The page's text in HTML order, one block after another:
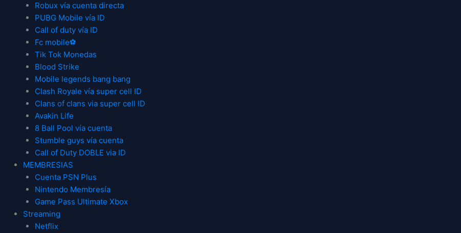
Robux vía cuenta directa
PUBG Mobile vía ID
Call of duty vía ID
Fc mobile⚽
Tik Tok Monedas
Blood Strike
Mobile legends bang bang
Clash Royale vía super cell ID
Clans of clans via super cell ID
Avakin Life
8 Ball Pool vía cuenta
Stumble guys vía cuenta
Call of Duty DOBLE via ID
MEMBRESIAS
Cuenta PSN Plus
Nintendo Membresía
Game Pass Ultimate Xbox
Streaming
Netflix